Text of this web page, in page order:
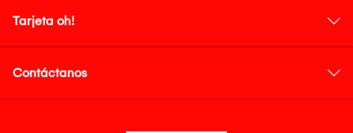
Tarjeta oh!
Contáctanos